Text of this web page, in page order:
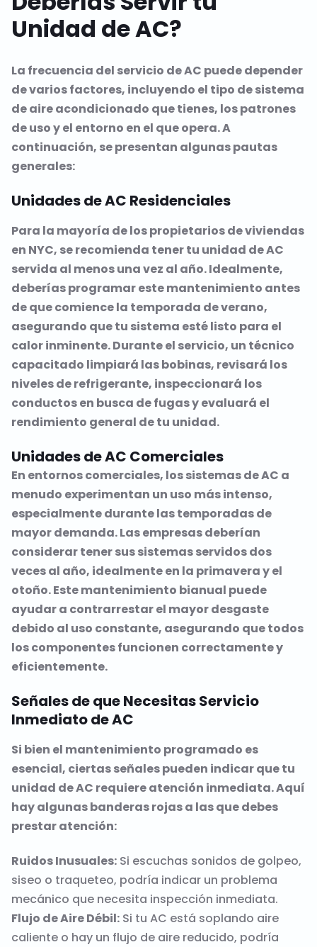
Unidad de AC?
La frecuencia del servicio de AC puede depender
de varios factores, incluyendo el tipo de sistema
de aire acondicionado que tienes, los patrones
de uso y el entorno en el que opera. A
continuación, se presentan algunas pautas
generales:
Unidades de AC Residenciales
Para la mayoría de los propietarios de viviendas
en NYC, se recomienda tener tu unidad de AC
servida al menos una vez al año. Idealmente,
deberías programar este mantenimiento antes
de que comience la temporada de verano,
asegurando que tu sistema esté listo para el
calor inminente. Durante el servicio, un técnico
capacitado limpiará las bobinas, revisará los
niveles de refrigerante, inspeccionará los
conductos en busca de fugas y evaluará el
rendimiento general de tu unidad.
Unidades de AC Comerciales
En entornos comerciales, los sistemas de AC a
menudo experimentan un uso más intenso,
especialmente durante las temporadas de
mayor demanda. Las empresas deberían
considerar tener sus sistemas servidos dos
veces al año, idealmente en la primavera y el
otoño. Este mantenimiento bianual puede
ayudar a contrarrestar el mayor desgaste
debido al uso constante, asegurando que todos
los componentes funcionen correctamente y
eficientemente.
Señales de que Necesitas Servicio
Inmediato de AC
Si bien el mantenimiento programado es
esencial, ciertas señales pueden indicar que tu
unidad de AC requiere atención inmediata. Aquí
hay algunas banderas rojas a las que debes
prestar atención:
Ruidos Inusuales:Si escuchas sonidos de golpeo,
siseo o traqueteo, podría indicar un problema
mecánico que necesita inspección inmediata.
Flujo de Aire Débil:Si tu AC está soplando aire
caliente o hay un flujo de aire reducido, podría